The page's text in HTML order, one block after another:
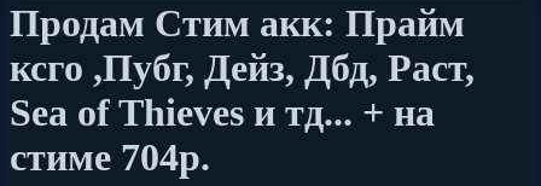
Продам Стим акк: Прайм
ксго ,Пубг, Дейз, Дбд, Раст,
Sea of Thieves и тд... + на
стиме 704р.